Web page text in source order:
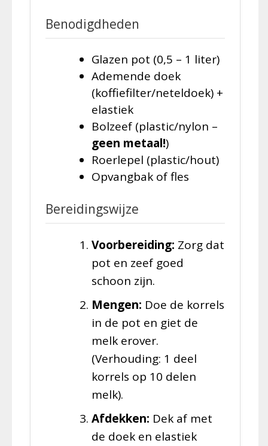
Benodigdheden
Glazen pot (0,5 – 1 liter)
Ademende doek
(koffiefilter/neteldoek) +
elastiek
Bolzeef (plastic/nylon –
geen metaal!)
Roerlepel (plastic/hout)
Opvangbak of fles
Bereidingswijze
Voorbereiding: Zorg dat
pot en zeef goed
schoon zijn.
Mengen: Doe de korrels
in de pot en giet de
melk erover.
(Verhouding: 1 deel
korrels op 10 delen
melk).
Afdekken: Dek af met
de doek en elastiek